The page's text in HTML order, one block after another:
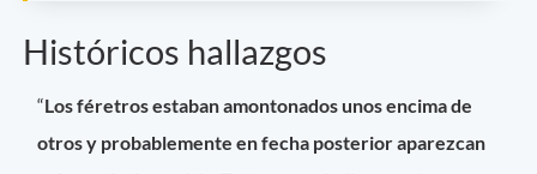
Históricos hallazgos
“Los féretros estaban amontonados unos encima de
otros y probablemente en fecha posterior aparezcan